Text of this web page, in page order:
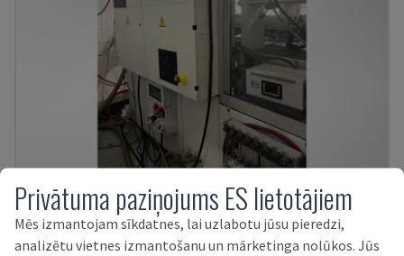
125-520 C1
KRAUSS MAFFEI - HIDRAULISKĀ IESMIDZINĀŠANAS MAŠĪNA
Privātuma paziņojums ES lietotājiem
Mēs izmantojam sīkdatnes, lai uzlabotu jūsu pieredzi,
analizētu vietnes izmantošanu un mārketinga nolūkos. Jūs